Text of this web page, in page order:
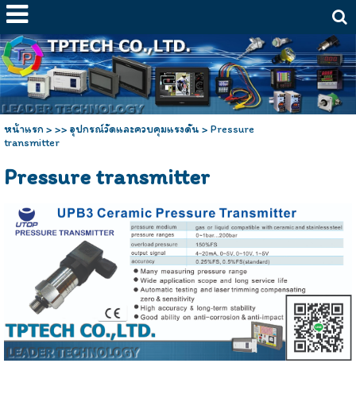
หน้าแรก > >> อุปกรณ์วัดและควบคุมแรงดัน> Pressure
transmitter
Pressure transmitter